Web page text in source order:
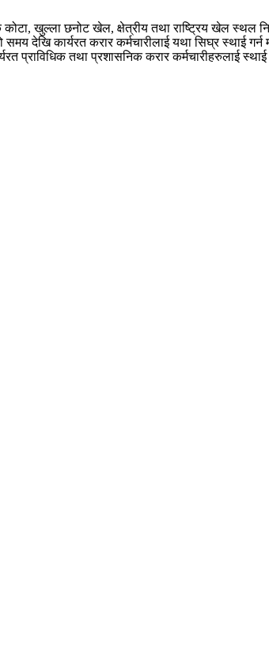
खुल्ला छनोट खेल, क्षेत्रीय तथा राष्ट्रिय खेल स्थल
देखि कार्यरत करार कर्मचारीलाई यथा सिघ्र स्थाई
प्राविधिक तथा प्रशासनिक करार कर्मचारीहरुलाई